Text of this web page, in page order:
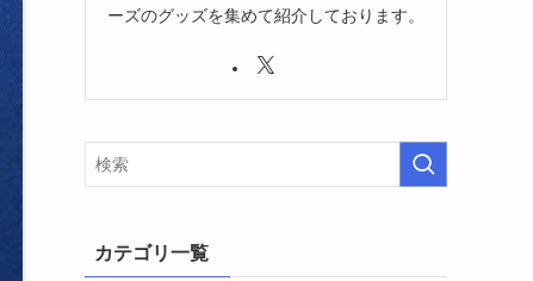
ーズのグッズを集めて紹介しております。
カテゴリ一覧